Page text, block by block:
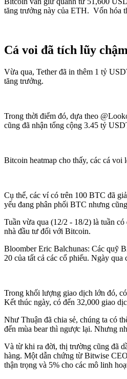
tăng trưởng này của ETH. Vốn hóa
Cá voi đã tích lũy
Vừa qua, Tether đã in thêm 1 tỷ
tăng trưởng.
Trong thời điểm đó, dựa theo
cũng đã nhận tổng cộng 3.45 tỷ
Bitcoin heatmap cho thấy, các cá
Cụ thể, các ví có trên 100 BTC đã
yếu đang phân phối BTC nhưng
Tuần vừa qua (12/2 - 18/2) là tuần
nhà đầu tư đối với Bitcoin.
Bloomber Eric Balchunas: Các quỹ
20 của tất cả các cổ phiếu. Ngày
Trong khối lượng giao dịch lớn đó,
Kết thúc ngày, có đến 32,000 giao
Như Thuận đã chia sẻ, chúng ta có
đến mùa bear thì ngược lại. Nhưng
Và từ khi ra đời, thị trường cũng đã
hàng. Một dẫn chứng từ Bitwise
thận trọng và 5% cho các mô linh